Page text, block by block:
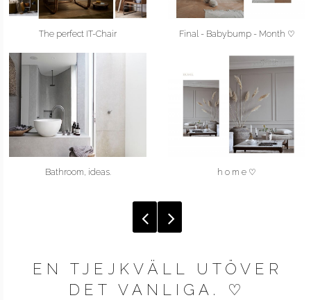
The perfect IT-Chair
Bathroom, ideas.
Final - Babybump - Month ♡
h o m e ♡
EN TJEJKVÄLL UTÖVER
DET VANLIGA. ♡